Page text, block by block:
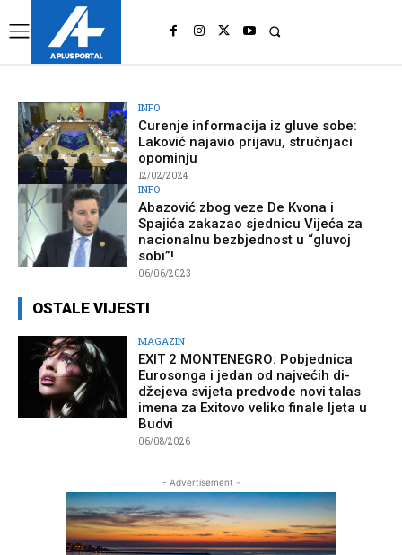
INFO
Curenje informacija iz gluve sobe:
Laković najavio prijavu, stručnjaci
opominju
12/02/2024
INFO
Abazović zbog veze De Kvona i
Spajića zakazao sjednicu Vijeća za
nacionalnu bezbjednost u “gluvoj
sobi”!
06/06/2023
OSTALE VIJESTI
MAGAZIN
EXIT 2 MONTENEGRO: Pobjednica
Eurosonga i jedan od najvećih di-
džejeva svijeta predvode novi talas
imena za Exitovo veliko finale ljeta u
Budvi
06/08/2026
- Advertisement -